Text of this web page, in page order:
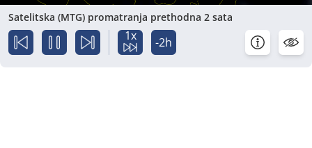
Satelitska (MTG) promatranja prethodna 2 sata
1x -2h